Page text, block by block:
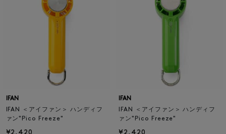
IFAN
IFAN ＜アイファン＞ ハンディフ
ァン"Pico Freeze"
IFAN
IFAN ＜アイファン＞ ハンディフ
ァン"Pico Freeze"